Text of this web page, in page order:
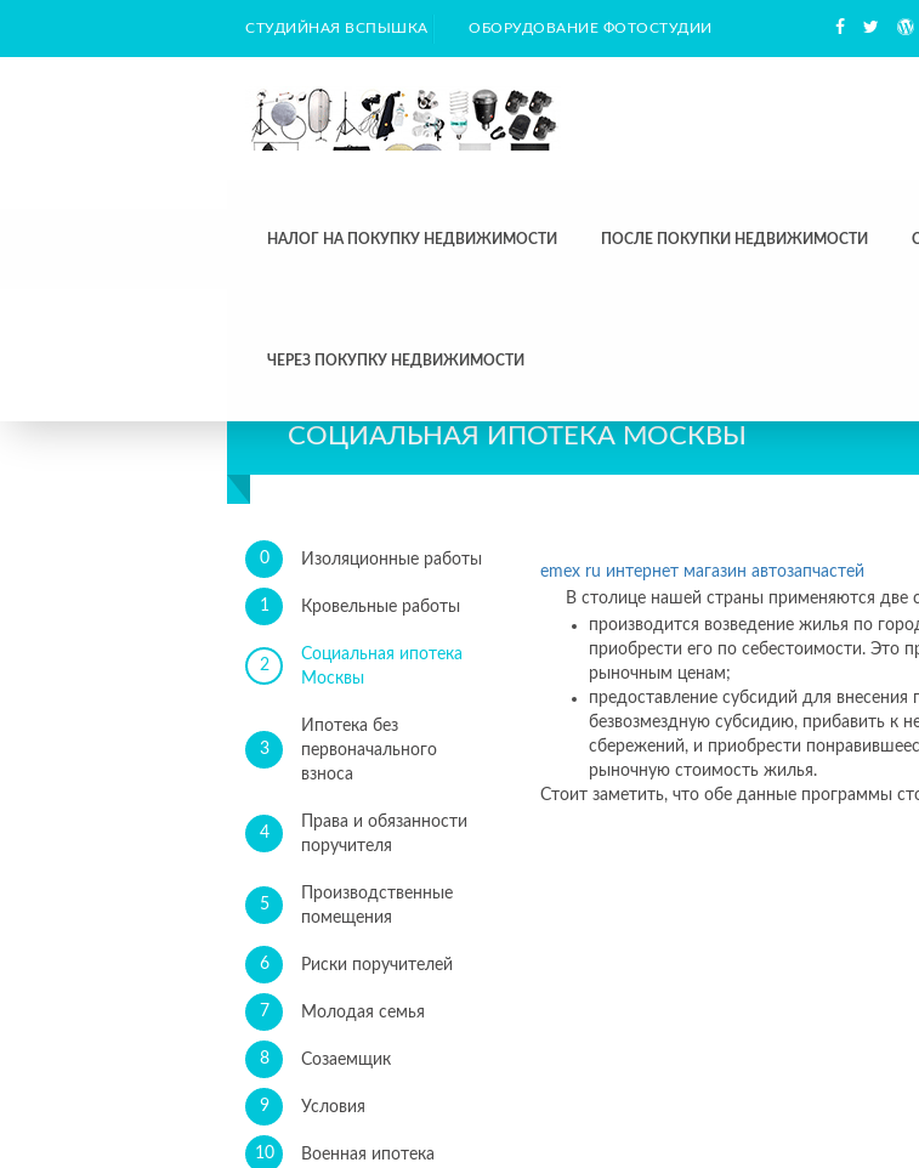
СТУДИЙНАЯ ВСПЫШКА ОБОРУДОВАНИЕ ФОТОСТУДИИ
НАЛОГ НА ПОКУПКУ НЕДВИЖИМОСТИ ПОСЛЕ ПОКУПКИ НЕДВИЖИМОСТИ
ЧЕРЕЗ ПОКУПКУ НЕДВИЖИМОСТИ
СОЦИАЛЬНАЯ ИПОТЕКА МОСКВЫ
0 Изоляционные работы
1 Кровельные работы
2
Социальная ипотека
Москвы
3
Ипотека без
первоначального
взноса
4
Права и обязанности
поручителя
5
Производственные
помещения
6 Риски поручителей
7 Молодая семья
8 Созаемщик
9 Условия
10 Военная ипотека
emex ru интернет магазин автозапчастей
В столице нашей страны применяются две
производится возведение жилья по
приобрести его по себестоимости. Это
рыночным ценам;
предоставление субсидий для внесения
безвозмездную субсидию, прибавить к
сбережений, и приобрести
рыночную стоимость жилья.
Стоит заметить, что обе данные программы